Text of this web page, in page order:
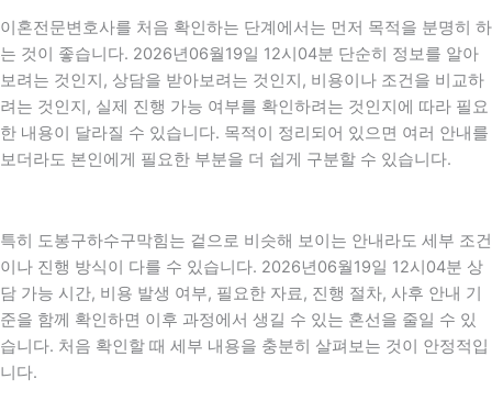
이혼전문변호사를 처음 확인하는 단계에서는 먼저 목적을 분명히 하
는 것이 좋습니다. 2026년06월19일 12시04분 단순히 정보를 알아
보려는 것인지, 상담을 받아보려는 것인지, 비용이나 조건을 비교하
려는 것인지, 실제 진행 가능 여부를 확인하려는 것인지에 따라 필요
한 내용이 달라질 수 있습니다. 목적이 정리되어 있으면 여러 안내를
보더라도 본인에게 필요한 부분을 더 쉽게 구분할 수 있습니다.
특히 도봉구하수구막힘는 겉으로 비슷해 보이는 안내라도 세부 조건
이나 진행 방식이 다를 수 있습니다. 2026년06월19일 12시04분 상
담 가능 시간, 비용 발생 여부, 필요한 자료, 진행 절차, 사후 안내 기
준을 함께 확인하면 이후 과정에서 생길 수 있는 혼선을 줄일 수 있
습니다. 처음 확인할 때 세부 내용을 충분히 살펴보는 것이 안정적입
니다.